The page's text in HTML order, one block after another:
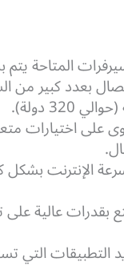
المتاحة
بعدد كبير من
دولة).
على اختيارات
الإنترنت بشكل
بقدرات عالية
التطبيقات التي